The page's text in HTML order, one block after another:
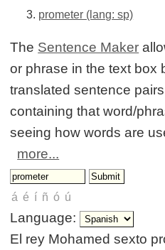
prometer (lang: sp)
The Sentence Maker
or phrase in the text box
translated sentence
containing that word/
seeing how words are
more...
Language:
El rey Mohamed sexto